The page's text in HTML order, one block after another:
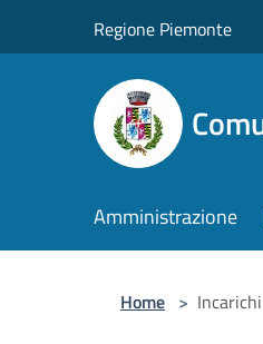
Regione Piemonte
Amministrazione
Home >